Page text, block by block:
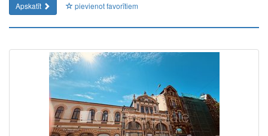
Apskatīt
pievienot favorītiem